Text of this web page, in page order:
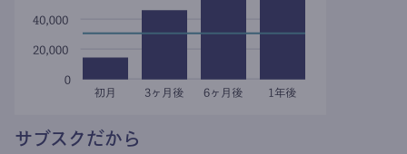
サブスクだから